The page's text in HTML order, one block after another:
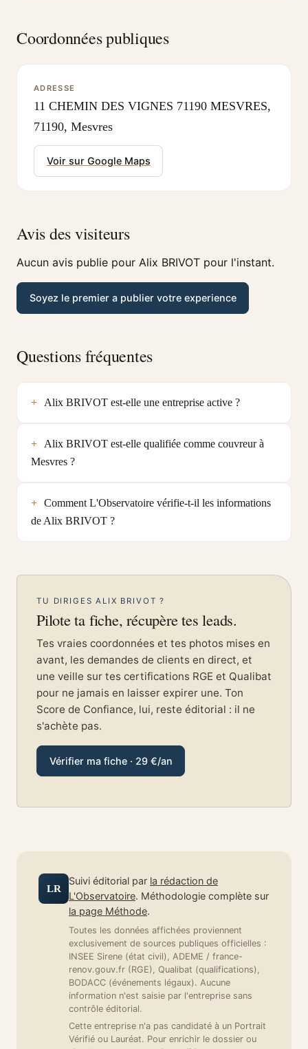
Coordonnées publiques
ADRESSE
11 CHEMIN DES VIGNES 71190 MESVRES,
71190, Mesvres
Voir sur Google Maps
Avis des visiteurs
Aucun avis publie pour Alix BRIVOT pour l'instant.
Soyez le premier a publier votre experience
Questions fréquentes
Alix BRIVOT est-elle une entreprise active ?
Alix BRIVOT est-elle qualifiée comme couvreur à
Mesvres ?
Comment L'Observatoire vérifie-t-il les informations
de Alix BRIVOT ?
TU DIRIGES ALIX BRIVOT ?
Pilote ta fiche, récupère tes leads.
Tes vraies coordonnées et tes photos mises en
avant, les demandes de clients en direct, et
une veille sur tes certifications RGE et Qualibat
pour ne jamais en laisser expirer une. Ton
Score de Confiance, lui, reste éditorial : il ne
s'achète pas.
Vérifier ma fiche · 29 €/an
LR
Suivi éditorial par la rédaction de
L'Observatoire. Méthodologie complète sur
la page Méthode.
Toutes les données affichées proviennent
exclusivement de sources publiques officielles :
INSEE Sirene (état civil), ADEME / france-
renov.gouv.fr (RGE), Qualibat (qualifications),
BODACC (événements légaux). Aucune
information n'est saisie par l'entreprise sans
contrôle éditorial.
Cette entreprise n'a pas candidaté à un Portrait
Vérifié ou Lauréat. Pour enrichir le dossier ou